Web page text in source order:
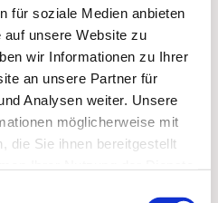
für soziale Medien anbieten
unsere Website zu
wir Informationen zu Ihrer
an unsere Partner für
Analysen weiter. Unsere
möglicherweise mit
die Sie ihnen bereitgestellt